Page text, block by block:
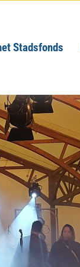
Stadsfonds